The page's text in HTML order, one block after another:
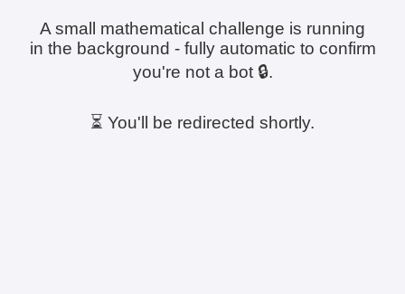
A small mathematical challenge is running
in the background - fully automatic to confirm
you're not a bot 🔒.
⏳ You'll be redirected shortly.